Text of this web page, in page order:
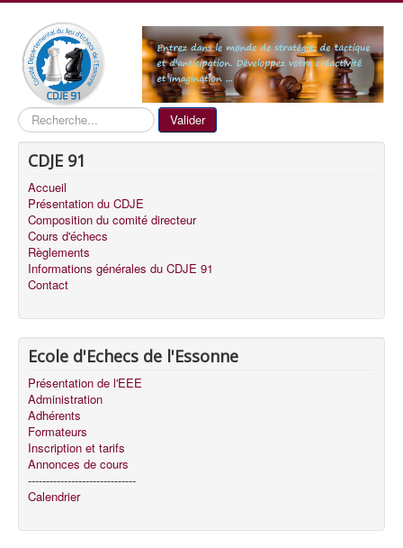
Recherche Valider
CDJE 91
Accueil
Présentation du CDJE
Composition du comité directeur
Cours d'échecs
Règlements
Informations générales du CDJE 91
Contact
Ecole d'Echecs de l'Essonne
Présentation de l'EEE
Administration
Adhérents
Formateurs
Inscription et tarifs
Annonces de cours
------------------------------
Calendrier